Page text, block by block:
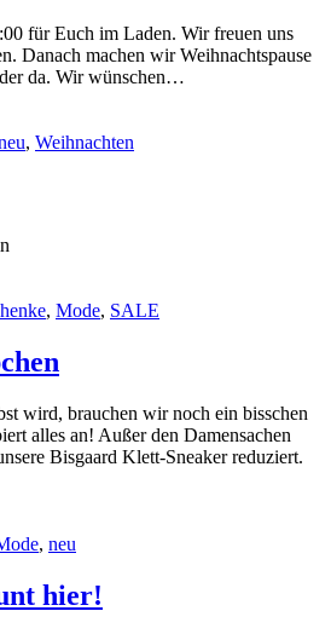
für Euch im Laden. Wir freuen uns
Danach machen wir Weihnachtspause
da. Wir wünschen…
, Weihnachten
, Mode, SALE
wird, brauchen wir noch ein bisschen
alles an! Außer den Damensachen
Bisgaard Klett-Sneaker reduziert.
, neu
hier!